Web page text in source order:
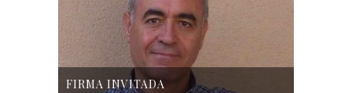
FIRMA INVITADA